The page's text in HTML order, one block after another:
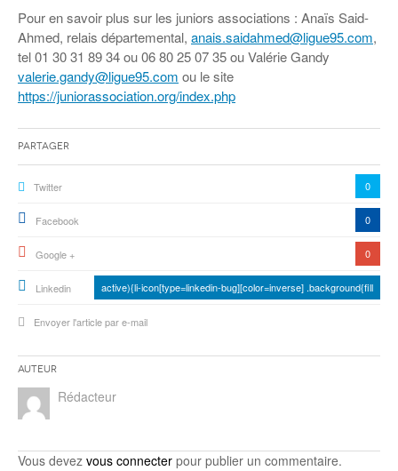
Pour en savoir plus sur les juniors associations : Anaïs Said-
Ahmed, relais départemental, anais.saidahmed@ligue95.com,
tel 01 30 31 89 34 ou 06 80 25 07 35 ou Valérie Gandy
valerie.gandy@ligue95.com ou le site
https://juniorassociation.org/index.php
Partager
Twitter 0
Facebook 0
Google + 0
Linkedin active){li-icon[type=linkedin-bug][color=inverse] .background{fill
Envoyer l'article par e-mail
Auteur
Rédacteur
Vous devez vous connecter pour publier un commentaire.